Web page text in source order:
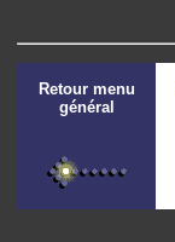
Retour menu
général